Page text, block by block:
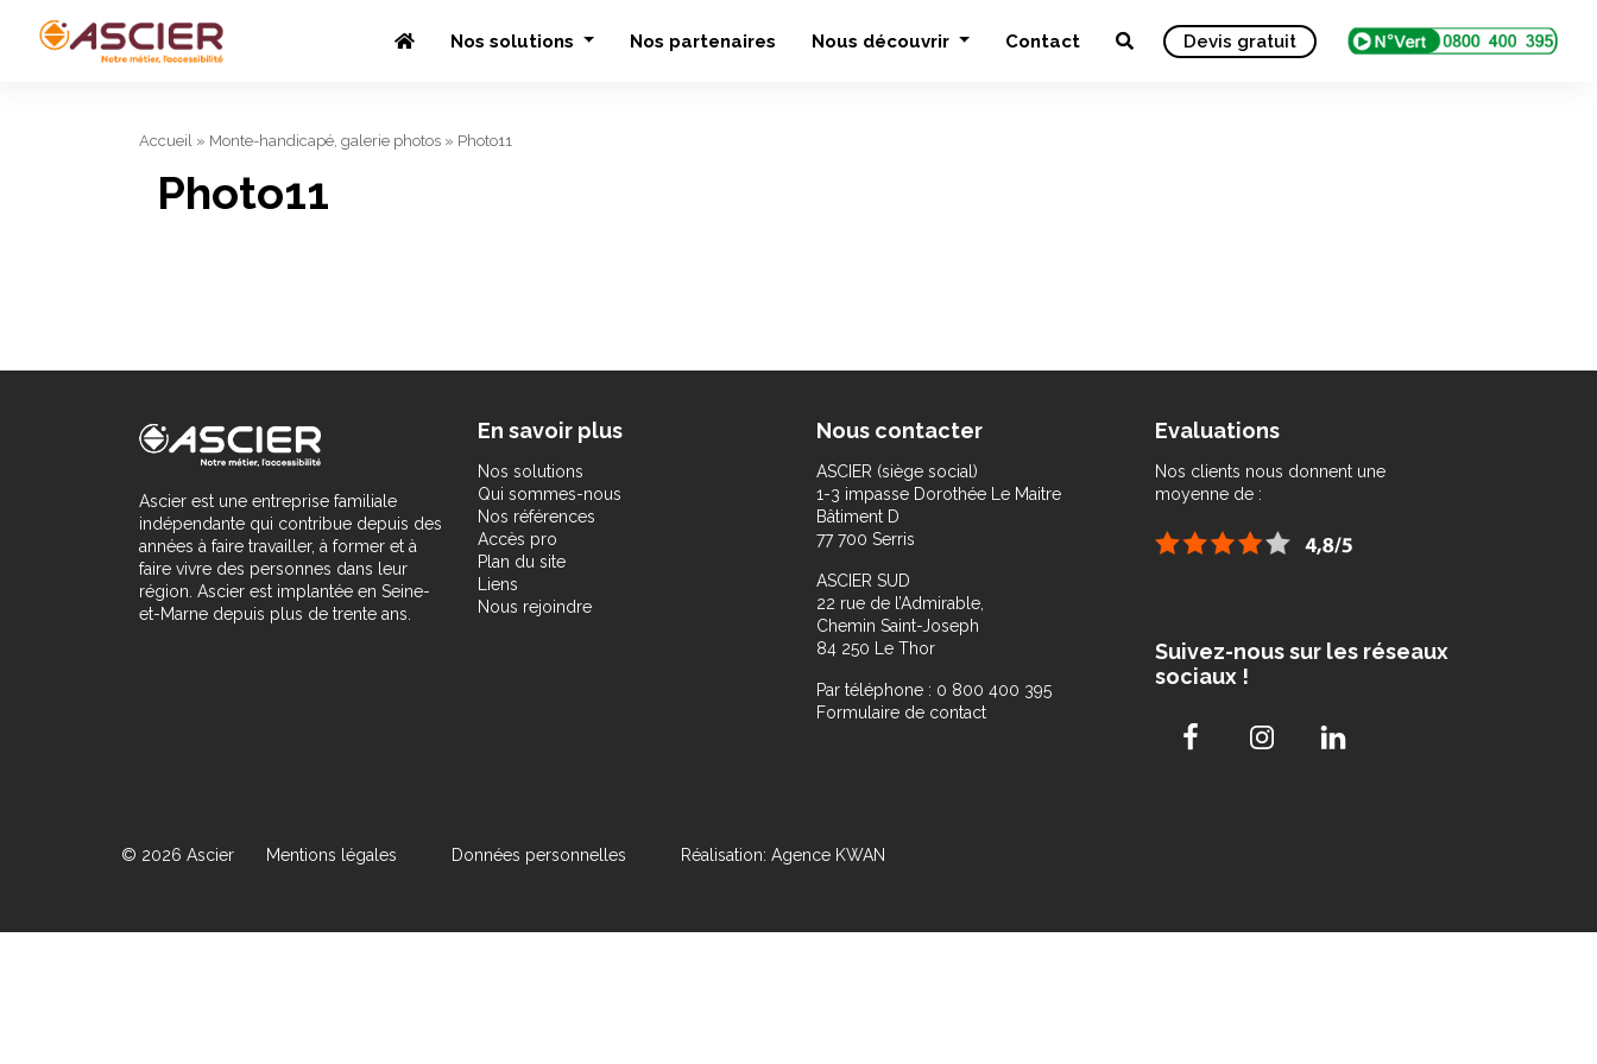
Nos solutions Nos partenaires Nous découvrir Contact Devis gratuit
Accueil » Monte-handicapé, galerie photos » Photo11
Photo11
Ascier est une entreprise familiale
indépendante qui contribue depuis des
années à faire travailler, à former et à
faire vivre des personnes dans leur
région. Ascier est implantée en Seine-
et-Marne depuis plus de trente ans.
En savoir plus
Nos solutions
Qui sommes-nous
Nos références
Accès pro
Plan du site
Liens
Nous rejoindre
Nous contacter
ASCIER (siège social)
1-3 impasse Dorothée Le Maitre
Bâtiment D
77 700 Serris
ASCIER SUD
22 rue de l’Admirable,
Chemin Saint-Joseph
84 250 Le Thor
Par téléphone : 0 800 400 395
Formulaire de contact
Evaluations
Nos clients nous donnent une
moyenne de :
Suivez-nous sur les réseaux
sociaux !
© 2026 Ascier Mentions légales Données personnelles Réalisation: Agence KWAN